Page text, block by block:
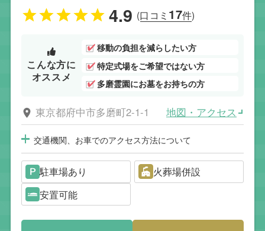
4.9 (口コミ 17件)
こんな方に
オススメ
移動の負担を減らしたい方
特定式場をご希望ではない方
多磨霊園にお墓をお持ちの方
東京都府中市多磨町2-1-1 地図・アクセス
交通機関、お車でのアクセス方法について
駐車場あり
火葬場併設
安置可能